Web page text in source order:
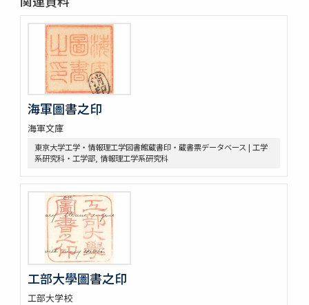
海軍圖書之印
海軍文庫
東京大学工学・情報理工学図書館蔵書印・蔵書票データベース | 工学
系研究科・工学部, 情報理工学系研究科
工部大學圖書之印
工部大学校